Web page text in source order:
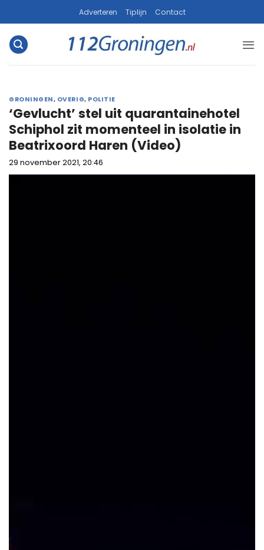
naar
inhoud
Adverteren Tiplijn Contact
GRONINGEN, OVERIG, POLITIE
‘Gevlucht’ stel uit quarantainehotel
Schiphol zit momenteel in isolatie in
Beatrixoord Haren (Video)
29 november 2021, 20:46